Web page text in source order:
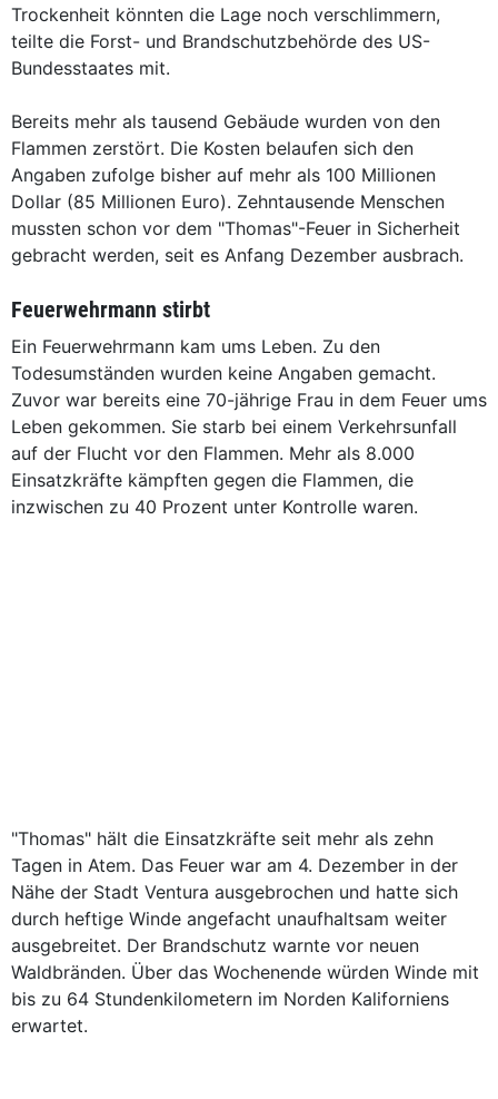
Trockenheit könnten die Lage noch verschlimmern,
teilte die Forst- und Brandschutzbehörde des US-
Bundesstaates mit.
Bereits mehr als tausend Gebäude wurden von den
Flammen zerstört. Die Kosten belaufen sich den
Angaben zufolge bisher auf mehr als 100 Millionen
Dollar (85 Millionen Euro). Zehntausende Menschen
mussten schon vor dem "Thomas"-Feuer in Sicherheit
gebracht werden, seit es Anfang Dezember ausbrach.
Feuerwehrmann stirbt
Ein Feuerwehrmann kam ums Leben. Zu den
Todesumständen wurden keine Angaben gemacht.
Zuvor war bereits eine 70-jährige Frau in dem Feuer ums
Leben gekommen. Sie starb bei einem Verkehrsunfall
auf der Flucht vor den Flammen. Mehr als 8.000
Einsatzkräfte kämpften gegen die Flammen, die
inzwischen zu 40 Prozent unter Kontrolle waren.
"Thomas" hält die Einsatzkräfte seit mehr als zehn
Tagen in Atem. Das Feuer war am 4. Dezember in der
Nähe der Stadt Ventura ausgebrochen und hatte sich
durch heftige Winde angefacht unaufhaltsam weiter
ausgebreitet. Der Brandschutz warnte vor neuen
Waldbränden. Über das Wochenende würden Winde mit
bis zu 64 Stundenkilometern im Norden Kaliforniens
erwartet.